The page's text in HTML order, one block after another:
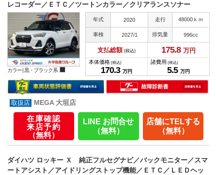
レコーダー／ＥＴＣ／ツートンカラー／クリアランスソナー
カラー | 黒・ブラック系
年式 2020 走行 48000ｋｍ
車検 2027/1 排気量 996cc
支払総額 (税込) 175.8 万円
本体価格 (税込)
170.3 万円
諸費用 (税込)
5.5 万円
MEGA 大垣店
在庫確認
来店予約
（無料）
LINE お問合せ
（無料）
店舗にTELする
（無料）
ダイハツ ロッキー Ｘ 純正フルセグナビ／バックモニター／スマ
ートアシスト／アイドリングストップ機能／ＥＴＣ／ＬＥＤヘッ